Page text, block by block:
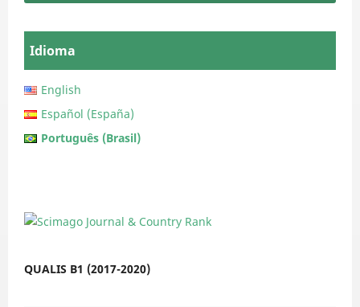
Idioma
English
Español (España)
Português (Brasil)
QUALIS B1 (2017-2020)